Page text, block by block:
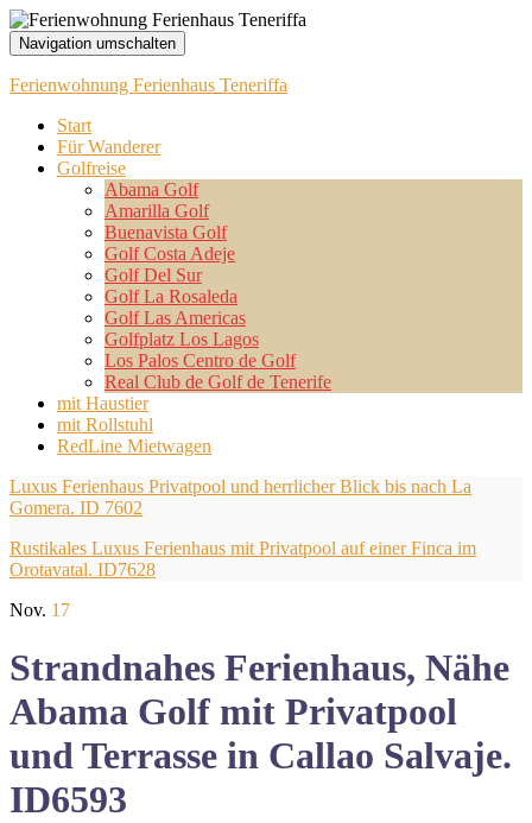
Navigation umschalten
Ferienwohnung Ferienhaus Teneriffa
Start
Für Wanderer
Golfreise
Abama Golf
Amarilla Golf
Buenavista Golf
Golf Costa Adeje
Golf Del Sur
Golf La Rosaleda
Golf Las Americas
Golfplatz Los Lagos
Los Palos Centro de Golf
Real Club de Golf de Tenerife
mit Haustier
mit Rollstuhl
RedLine Mietwagen
Luxus Ferienhaus Privatpool und herrlicher Blick bis nach La
Gomera. ID 7602
Rustikales Luxus Ferienhaus mit Privatpool auf einer Finca im
Orotavatal. ID7628
Nov. 17
Strandnahes Ferienhaus, Nähe
Abama Golf mit Privatpool
und Terrasse in Callao Salvaje.
ID6593